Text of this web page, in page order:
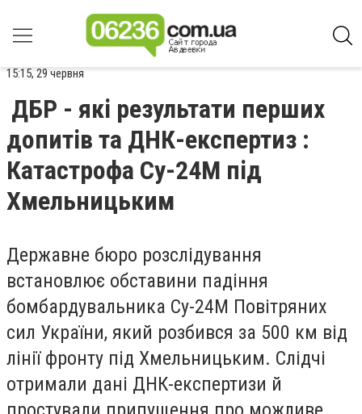
15:15, 29 червня
ДБР - які результати перших
допитів та ДНК-експертиз :
Катастрофа Су-24М під
Хмельницьким
Державне бюро розслідування
встановлює обставини падіння
бомбардувальника Су-24М Повітряних
сил України, який розбився за 500 км від
лінії фронту під Хмельницьким. Слідчі
отримали дані ДНК-експертизи й